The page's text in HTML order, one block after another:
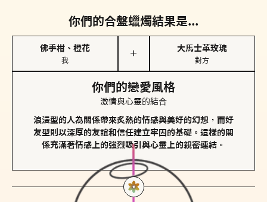
你們的合盤蠟燭結果是...
佛手柑、橙花
我
＋
大馬士革玫瑰
對方
你們的戀愛風格
激情與心靈的結合
浪漫型的人為關係帶來炙熱的情感與美好的幻想，而好
友型則以深厚的友誼和信任建立牢固的基礎。這樣的關
係充滿著情感上的強烈吸引與心靈上的親密連結。